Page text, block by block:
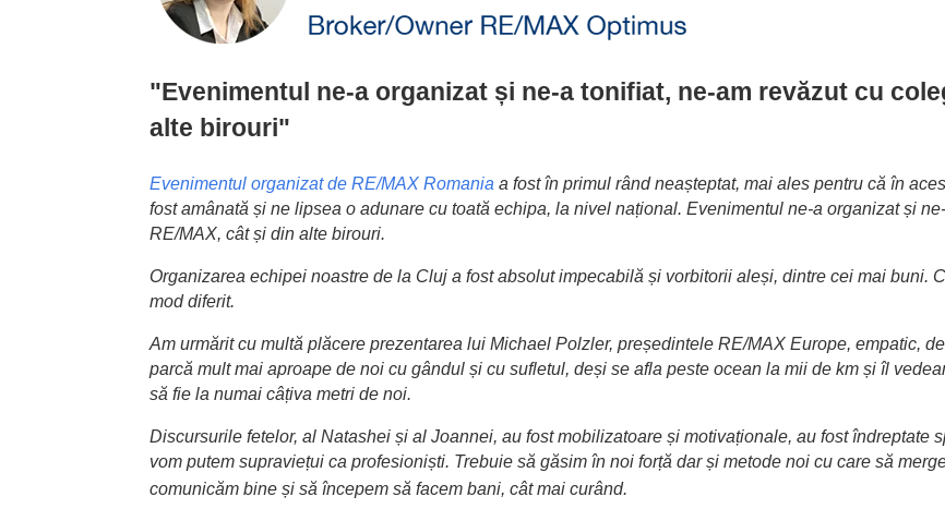
"Evenimentul ne-a organizat și ne-a tonifiat, ne-am revăzut cu
alte birouri"
Evenimentul organizat de RE/MAX Romania a fost în primul rând neașteptat, mai ales pentru că în
fost amânată și ne lipsea o adunare cu toată echipa, la nivel național. Evenimentul ne-a organizat și
RE/MAX, cât și din alte birouri.
Organizarea echipei noastre de la Cluj a fost absolut impecabilă și vorbitorii aleși, dintre cei mai buni.
mod diferit.
Am urmărit cu multă plăcere prezentarea lui Michael Polzler, președintele RE/MAX Europe, empatic,
parcă mult mai aproape de noi cu gândul și cu sufletul, deși se afla peste ocean la mii de km și îl
să fie la numai câțiva metri de noi.
Discursurile fetelor, al Natashei și al Joannei, au fost mobilizatoare și motivaționale, au fost îndreptate
vom putem supraviețui ca profesioniști. Trebuie să găsim în noi forță dar și metode noi cu care să
comunicăm bine și să începem să facem bani, cât mai curând.